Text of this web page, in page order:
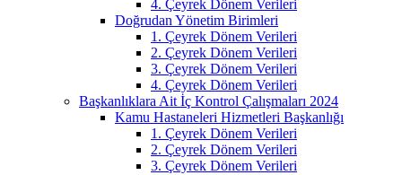
4. Çeyrek Dönem Verileri
Doğrudan Yönetim Birimleri
1. Çeyrek Dönem Verileri
2. Çeyrek Dönem Verileri
3. Çeyrek Dönem Verileri
4. Çeyrek Dönem Verileri
Başkanlıklara Ait İç Kontrol Çalışmaları 2024
Kamu Hastaneleri Hizmetleri Başkanlığı
1. Çeyrek Dönem Verileri
2. Çeyrek Dönem Verileri
3. Çeyrek Dönem Verileri